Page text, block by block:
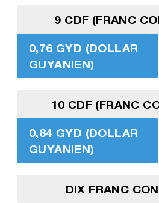
9 CDF (FRANC
0,76 GYD (DOLLAR
GUYANIEN)
10 CDF (FRANC
0,84 GYD (DOLLAR
GUYANIEN)
DIX FRANC